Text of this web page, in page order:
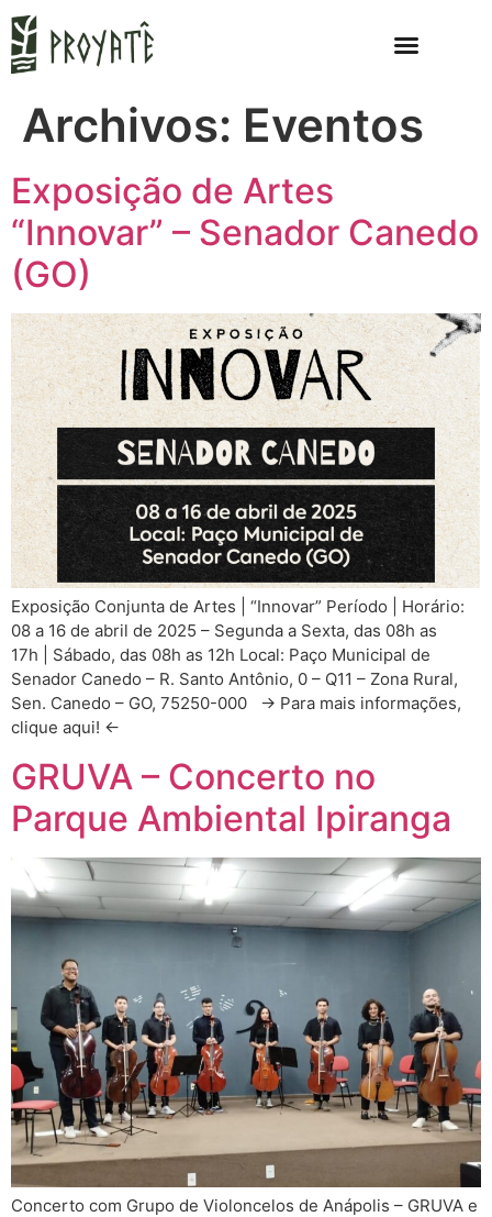
Archivos: Eventos
Exposição de Artes
“Innovar” – Senador Canedo
(GO)
Exposição Conjunta de Artes | “Innovar” Período | Horário:
08 a 16 de abril de 2025 – Segunda a Sexta, das 08h as
17h | Sábado, das 08h as 12h Local: Paço Municipal de
Senador Canedo – R. Santo Antônio, 0 – Q11 – Zona Rural,
Sen. Canedo – GO, 75250-000 → Para mais informações,
clique aqui! ←
GRUVA – Concerto no
Parque Ambiental Ipiranga
Concerto com Grupo de Violoncelos de Anápolis – GRUVA e